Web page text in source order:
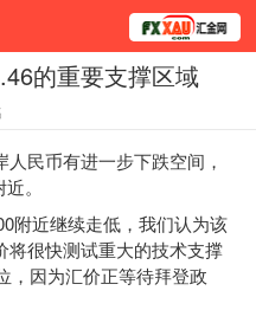
货币
学院
的重要支撑区域
民币有进一步下跌空间，
。
附近继续走低，我们认为该
将很快测试重大的技术支撑
，因为汇价正等待拜登政